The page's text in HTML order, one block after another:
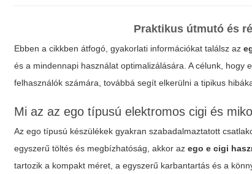
Praktikus útmutó és
Ebben a cikkben átfogó, gyakorlati információkat találsz az
és a mindennapi használat optimalizálására. A célunk,
felhasználók számára, továbbá segít elkerülni a tipikus
Mi az az ego típusú elektromos cigi és
Az ego típusú készülékek gyakran szabadalmaztatott
egyszerű töltés és megbízhatóság, akkor azego e cigi
tartozik a kompakt méret, a egyszerű karbantartás és a